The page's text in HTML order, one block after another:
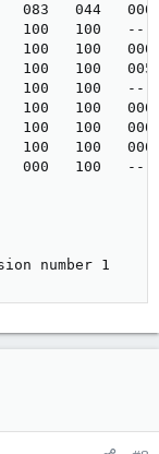
083   044
100
100   100
100
100
100   100
100   100
100   100
000   100
number 1